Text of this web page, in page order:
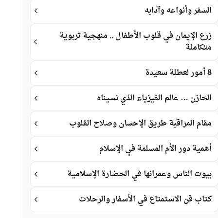
السفر وأنواعه وآدابه
زرع الإيمان في قلوب الأطفال .. منهجية تربوية
متكاملة
8 أمور لعطلة سعيدة
الخازن … عالم الفيزياء الذي نسيناه
مقام المراقبة طريق الإحسان وصلاح القلوب
أهمية دور الأم المسلمة في الإسلام
بيوت الناس وعمرانها في الحضارة الإسلامية
كتاب فن الاستمتاع في الأسفار والرحلات